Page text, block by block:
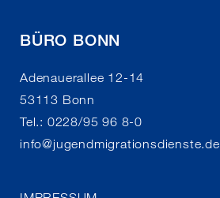
BÜRO BONN
Adenauerallee 12-14
53113 Bonn
Tel.: 0228/95 96 8-0
info@jugendmigrationsdienste.de